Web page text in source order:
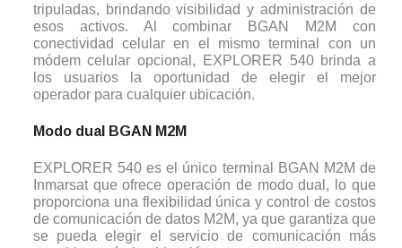
tripuladas, brindando visibilidad y administración de
esos activos. Al combinar BGAN M2M con
conectividad celular en el mismo terminal con un
módem celular opcional, EXPLORER 540 brinda a
los usuarios la oportunidad de elegir el mejor
operador para cualquier ubicación.
Modo dual BGAN M2M
EXPLORER 540 es el único terminal BGAN M2M de
Inmarsat que ofrece operación de modo dual, lo que
proporciona una flexibilidad única y control de costos
de comunicación de datos M2M, ya que garantiza que
se pueda elegir el servicio de comunicación más